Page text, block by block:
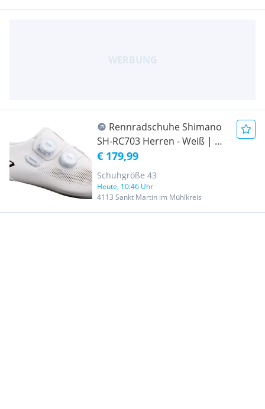
Rennradschuhe Shimano
SH-RC703 Herren - Weiß | Gr.
43 | Statt 249,99€
€ 179,99
Schuhgröße 43
Heute, 10:46 Uhr
4113 Sankt Martin im Mühlkreis